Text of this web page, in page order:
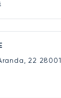
22 28001